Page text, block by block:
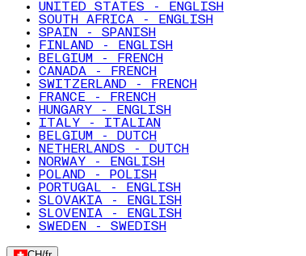
UNITED STATES - ENGLISH
SOUTH AFRICA - ENGLISH
SPAIN - SPANISH
FINLAND - ENGLISH
BELGIUM - FRENCH
CANADA - FRENCH
SWITZERLAND - FRENCH
FRANCE - FRENCH
HUNGARY - ENGLISH
ITALY - ITALIAN
BELGIUM - DUTCH
NETHERLANDS - DUTCH
NORWAY - ENGLISH
POLAND - POLISH
PORTUGAL - ENGLISH
SLOVAKIA - ENGLISH
SLOVENIA - ENGLISH
SWEDEN - SWEDISH